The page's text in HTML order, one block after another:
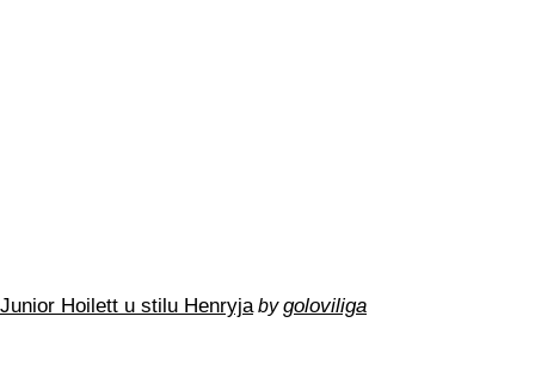
Junior Hoilett u stilu Henryja bygoloviliga